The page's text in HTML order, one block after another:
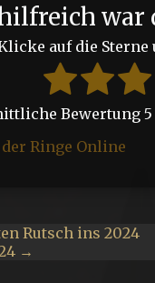
war
auf die Sterne
Bewertung 5
Ringe Online
Rutsch ins 2024
→